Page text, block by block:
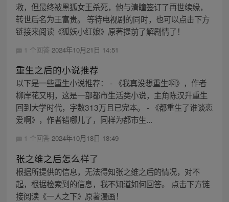
救，但最终被黑狐女王杀死，他与清瞳签订了再世续缘，
转世后名为王富贵。 等待电视剧的同时，也可以点击下方
链接来阅读《狐妖小红娘》原著提前了解剧情了！
1 个回答 2024年10月21日 14:51
重生之后的小说推荐
以下是一些重生小说推荐： - 《我真没想重生啊》，作者
柳岸花又明，这是一部都市生活类小说，主角陈汉升重生
回到大学时代，字数313万且已完本。 - 《都重生了谁谈恋
爱啊》，作者错哪儿了，同样为都市生...
1 个回答 2024年10月18日 18:49
张之维之后怎么样了
根据所提供的信息，无法得知张之维之后的情况，对不
起，根据检索到的信息，我不知道如何回答。 点击下方链
接阅读《一人之下》原著漫画！